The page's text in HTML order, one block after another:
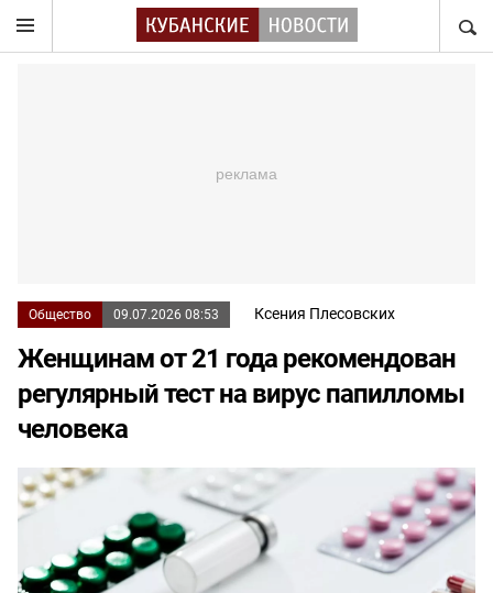
Общество 09.07.2026 08:53 Ксения Плесовских
Женщинам от 21 года рекомендован
регулярный тест на вирус папилломы
человека